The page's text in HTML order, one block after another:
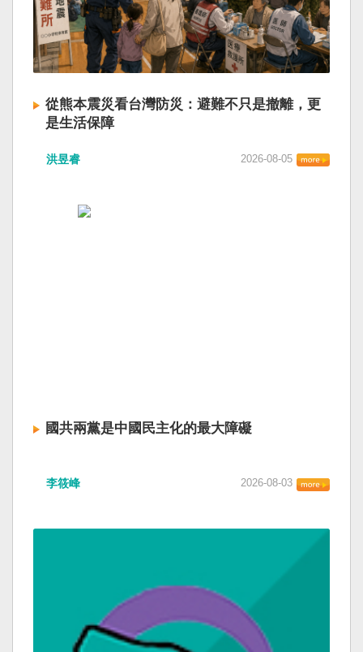
從熊本震災看台灣防災：避難不只是撤離，更
是生活保障
洪昱睿 2026-08-05
國共兩黨是中國民主化的最大障礙
李筱峰 2026-08-03